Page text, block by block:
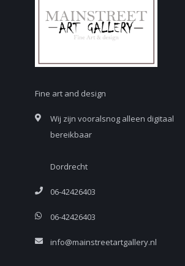
Fine art and design
Wij zijn vooralsnog alleen digitaal
bereikbaar
Dordrecht
06-42426403
06-42426403
info@mainstreetartgallery.nl